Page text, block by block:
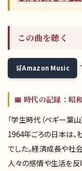
この曲を聴く
Amazon Music
📅 時代の記録：昭
「学生時代（ペギー葉
1964年ごろの日本は
でした。経済成長や社
人々の感情や生活を反